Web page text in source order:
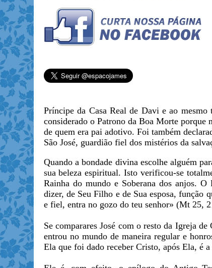
Príncipe da Casa Real de Davi e ao
considerado o Patrono da Boa Morte porque
de quem era pai adotivo. Foi também
São José, guardião fiel dos mistérios da
Quando a bondade divina escolhe alguém
sua beleza espiritual. Isto verificou-se
Rainha do mundo e Soberana dos anjos.
dizer, de Seu Filho e de Sua esposa, função
e fiel, entra no gozo do teu senhor» (Mt 25,
Se comparares José com o resto da Igreja
entrou no mundo de maneira regular e
Ela que foi dado receber Cristo, após Ela, é